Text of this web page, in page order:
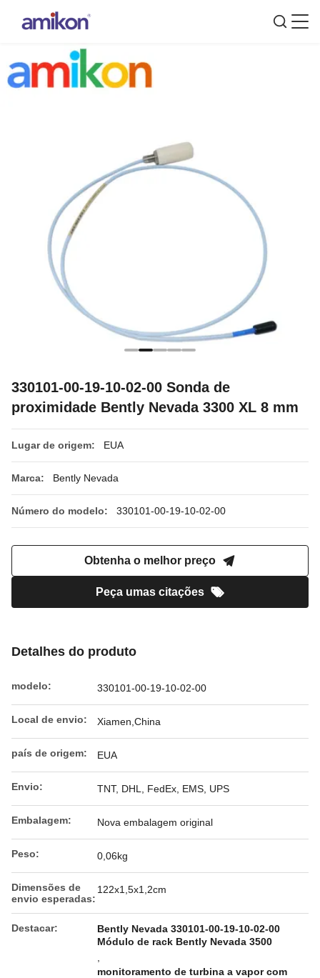
330101-00-19-10-02-00 Sonda de
proximidade Bently Nevada 3300 XL 8 mm
Lugar de origem: EUA
Marca: Bently Nevada
Número do modelo: 330101-00-19-10-02-00
Obtenha o melhor preço
Peça umas citações
Detalhes do produto
modelo: 330101-00-19-10-02-00
Local de envio: Xiamen,China
país de origem: EUA
Envio: TNT, DHL, FedEx, EMS, UPS
Embalagem: Nova embalagem original
Peso: 0,06kg
Dimensões de
envio esperadas:
122x1,5x1,2cm
Destacar:
Bently Nevada 330101-00-19-10-02-00
Módulo de rack Bently Nevada 3500
monitoramento de turbina a vapor com